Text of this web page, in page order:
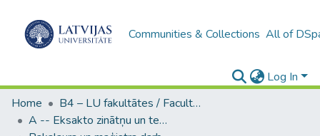
Communities & Collections All of
Log In
Home
B4 – LU fakultātes / Faculties of the UL
A -- Eksakto zinātņu un tehnoloģiju fakultāte / Faculty of Science and Technology